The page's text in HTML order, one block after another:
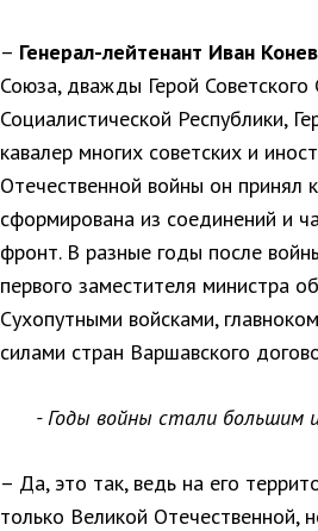
– Генерал-лейтенант Иван
Союза, дважды Герой
Социалистической Республики,
кавалер многих советских и
Отечественной войны он принял
сформирована из соединений и
фронт. В разные годы после
первого заместителя министра
Сухопутными войсками,
силами стран Варшавского
- Годы войны стали большим
– Да, это так, ведь на его
только Великой Отечественной,